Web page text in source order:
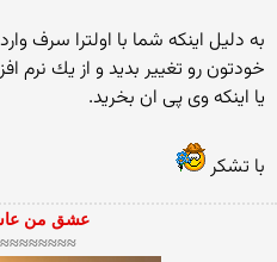
به دلیل اینكه شما با اولترا سرف
خودتون رو تغییر بدید و از یك نرم
یا اینكه وی پی ان بخرید.
با تشكر
عشق من